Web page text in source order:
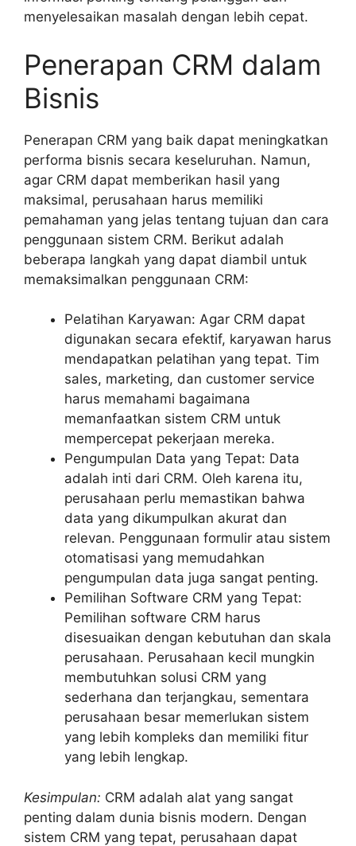
menyelesaikan masalah dengan lebih cepat.
Penerapan CRM dalam
Bisnis
Penerapan CRM yang baik dapat meningkatkan
performa bisnis secara keseluruhan. Namun,
agar CRM dapat memberikan hasil yang
maksimal, perusahaan harus memiliki
pemahaman yang jelas tentang tujuan dan cara
penggunaan sistem CRM. Berikut adalah
beberapa langkah yang dapat diambil untuk
memaksimalkan penggunaan CRM:
Pelatihan Karyawan: Agar CRM dapat
digunakan secara efektif, karyawan harus
mendapatkan pelatihan yang tepat. Tim
sales, marketing, dan customer service
harus memahami bagaimana
memanfaatkan sistem CRM untuk
mempercepat pekerjaan mereka.
Pengumpulan Data yang Tepat: Data
adalah inti dari CRM. Oleh karena itu,
perusahaan perlu memastikan bahwa
data yang dikumpulkan akurat dan
relevan. Penggunaan formulir atau sistem
otomatisasi yang memudahkan
pengumpulan data juga sangat penting.
Pemilihan Software CRM yang Tepat:
Pemilihan software CRM harus
disesuaikan dengan kebutuhan dan skala
perusahaan. Perusahaan kecil mungkin
membutuhkan solusi CRM yang
sederhana dan terjangkau, sementara
perusahaan besar memerlukan sistem
yang lebih kompleks dan memiliki fitur
yang lebih lengkap.
Kesimpulan: CRM adalah alat yang sangat
penting dalam dunia bisnis modern. Dengan
sistem CRM yang tepat, perusahaan dapat